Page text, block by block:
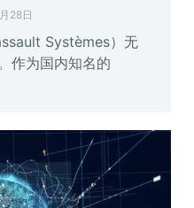
28日
Systèmes）无
作为国内知名的